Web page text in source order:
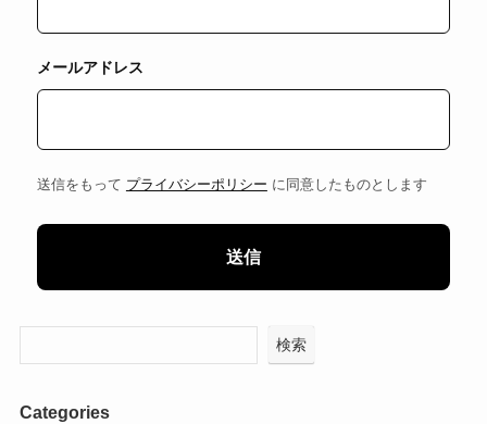
メールアドレス
送信をもって プライバシーポリシー に同意したものとします
検索
Categories